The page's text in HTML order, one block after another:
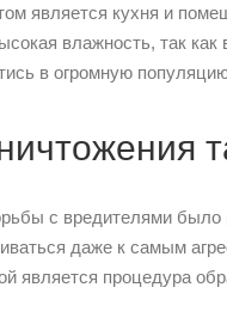
является кухня и
влажность, так
в огромную
с вредителями
даже к самым
является процедура